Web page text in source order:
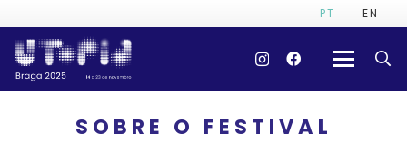
PT EN
SOBRE O FESTIVAL